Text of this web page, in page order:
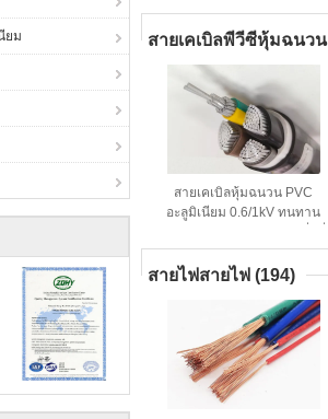
ยม
KEMA
สายเคเบิลพีวีซีหุ้มฉนวน
สายเคเบิลหุ้มฉนวน PVC
อะลูมิเนียม 0.6/1kV ทนทาน
เชื่อถือได้
สายไฟสายไฟ (194)